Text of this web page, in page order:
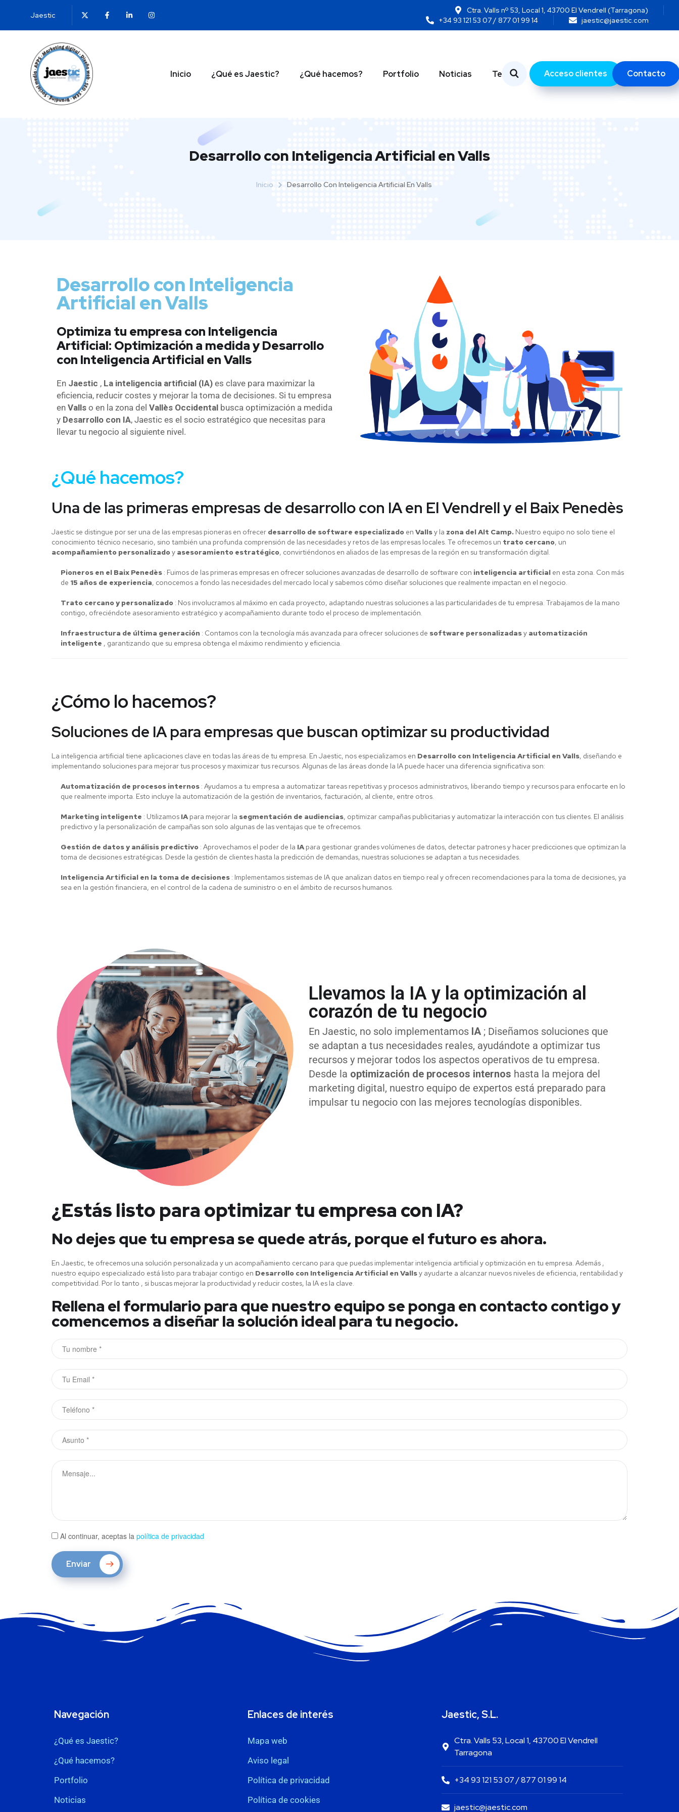
Jaestic
Ctra. Valls nº 53, Local 1, 43700 El Vendrell (Tarragona)
+34 93 121 53 07 / 877 01 99 14
jaestic@jaestic.com
Inicio ¿Qué es Jaestic? ¿Qué hacemos? Portfolio Noticias Temas Acceso clientes Contacto
Desarrollo con Inteligencia Artificial en Valls
Inicio Desarrollo Con Inteligencia Artificial En Valls
Desarrollo con Inteligencia
Artificial en Valls
Optimiza tu empresa con Inteligencia
Artificial: Optimización a medida y Desarrollo
con Inteligencia Artificial en Valls
En Jaestic , La inteligencia artificial (IA) es clave para maximizar la
eficiencia, reducir costes y mejorar la toma de decisiones. Si tu empresa
en Valls o en la zona del Vallès Occidental busca optimización a medida
y Desarrollo con IA, Jaestic es el socio estratégico que necesitas para
llevar tu negocio al siguiente nivel.
¿Qué hacemos?
Una de las primeras empresas de desarrollo con IA en El Vendrell y el Baix Penedès
Jaestic se distingue por ser una de las empresas pioneras en ofrecer desarrollo de software especializado en Vallsy la zona del Alt Camp. Nuestro equipo no solo tiene el
conocimiento técnico necesario, sino también una profunda comprensión de las necesidades y retos de las empresas locales. Te ofrecemos un trato cercano, un
acompañamiento personalizadoy asesoramiento estratégico, convirtiéndonos en aliados de las empresas de la región en su transformación digital.
Pioneros en el Baix Penedès : Fuimos de las primeras empresas en ofrecer soluciones avanzadas de desarrollo de software con inteligencia artificial en esta zona. Con más
de 15 años de experiencia, conocemos a fondo las necesidades del mercado local y sabemos cómo diseñar soluciones que realmente impactan en el negocio.
Trato cercano y personalizado : Nos involucramos al máximo en cada proyecto, adaptando nuestras soluciones a las particularidades de tu empresa. Trabajamos de la mano
contigo, ofreciéndote asesoramiento estratégico y acompañamiento durante todo el proceso de implementación.
Infraestructura de última generación : Contamos con la tecnología más avanzada para ofrecer soluciones de software personalizadasy automatización
inteligente , garantizando que su empresa obtenga el máximo rendimiento y eficiencia.
¿Cómo lo hacemos?
Soluciones de IA para empresas que buscan optimizar su productividad
La inteligencia artificial tiene aplicaciones clave en todas las áreas de tu empresa. En Jaestic, nos especializamos en Desarrollo con Inteligencia Artificial en Valls, diseñando e
implementando soluciones para mejorar tus procesos y maximizar tus recursos. Algunas de las áreas donde la IA puede hacer una diferencia significativa son:
Automatización de procesos internos : Ayudamos a tu empresa a automatizar tareas repetitivas y procesos administrativos, liberando tiempo y recursos para enfocarte en lo
que realmente importa. Esto incluye la automatización de la gestión de inventarios, facturación, al cliente, entre otros.
Marketing inteligente : Utilizamos IApara mejorar la segmentación de audiencias, optimizar campañas publicitarias y automatizar la interacción con tus clientes. El análisis
predictivo y la personalización de campañas son solo algunas de las ventajas que te ofrecemos.
Gestión de datos y análisis predictivo : Aprovechamos el poder de la IApara gestionar grandes volúmenes de datos, detectar patrones y hacer predicciones que optimizan la
toma de decisiones estratégicas. Desde la gestión de clientes hasta la predicción de demandas, nuestras soluciones se adaptan a tus necesidades.
Inteligencia Artificial en la toma de decisiones : Implementamos sistemas de IA que analizan datos en tiempo real y ofrecen recomendaciones para la toma de decisiones, ya
sea en la gestión financiera, en el control de la cadena de suministro o en el ámbito de recursos humanos.
Llevamos la IA y la optimización al
corazón de tu negocio
En Jaestic, no solo implementamos IA ; Diseñamos soluciones que
se adaptan a tus necesidades reales, ayudándote a optimizar tus
recursos y mejorar todos los aspectos operativos de tu empresa.
Desde la optimización de procesos internos hasta la mejora del
marketing digital, nuestro equipo de expertos está preparado para
impulsar tu negocio con las mejores tecnologías disponibles.
¿Estás listo para optimizar tu empresa con IA?
No dejes que tu empresa se quede atrás, porque el futuro es ahora.
En Jaestic, te ofrecemos una solución personalizada y un acompañamiento cercano para que puedas implementar inteligencia artificial y optimización en tu empresa. Además ,
nuestro equipo especializado está listo para trabajar contigo en Desarrollo con Inteligencia Artificial en Vallsy ayudarte a alcanzar nuevos niveles de eficiencia, rentabilidad y
competitividad. Por lo tanto , si buscas mejorar la productividad y reducir costes, la IA es la clave.
Rellena el formulario para que nuestro equipo se ponga en contacto contigo y
comencemos a diseñar la solución ideal para tu negocio.
Al continuar, aceptas la política de privacidad
Enviar
Navegación
¿Qué es Jaestic?
¿Qué hacemos?
Portfolio
Noticias
Enlaces de interés
Mapa web
Aviso legal
Política de privacidad
Política de cookies
Jaestic, S.L.
Ctra. Valls 53, Local 1, 43700 El Vendrell
Tarragona
+34 93 121 53 07 / 877 01 99 14
jaestic@jaestic.com